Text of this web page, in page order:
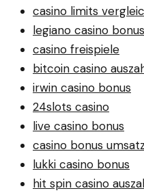
casino limits
legiano casino bonus
casino freispiele
bitcoin casino
irwin casino bonus
24slots casino
live casino bonus
casino bonus
lukki casino bonus
hit spin casino